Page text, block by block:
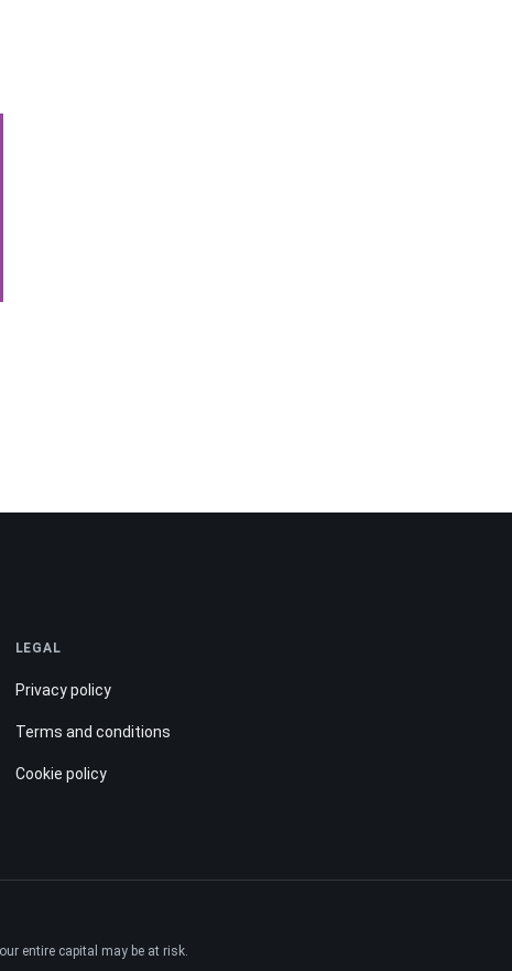
LEGAL
Privacy policy
Terms and conditions
Cookie policy
entire capital may be at risk.